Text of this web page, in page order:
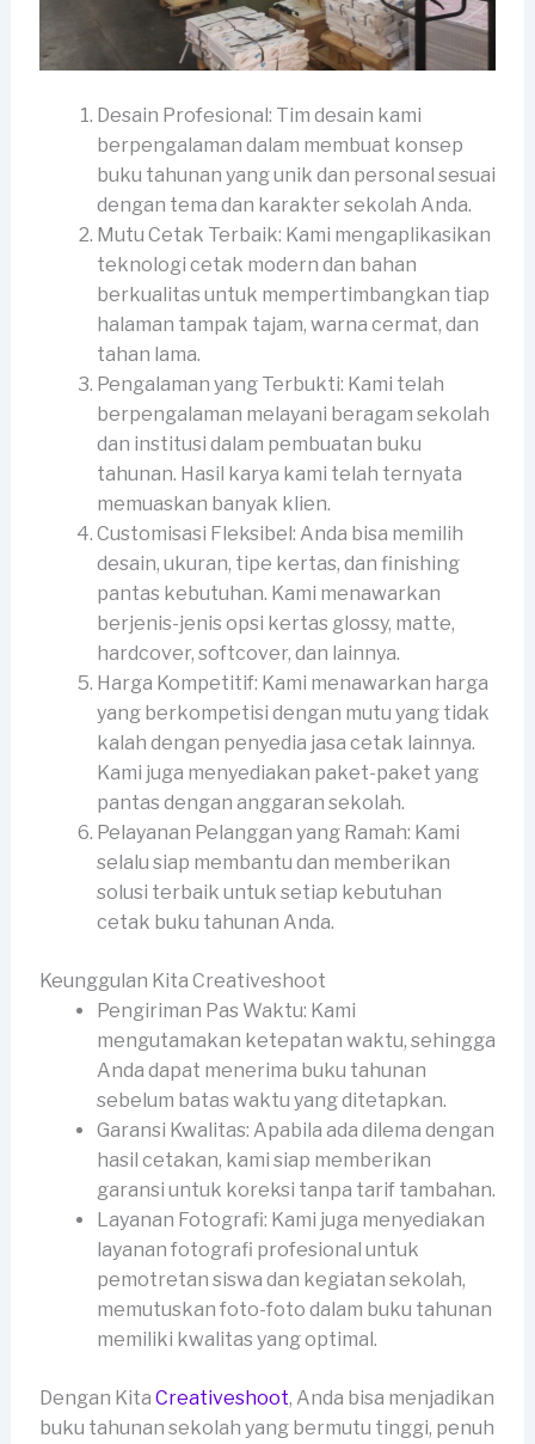
Desain Profesional: Tim desain kami
berpengalaman dalam membuat konsep
buku tahunan yang unik dan personal sesuai
dengan tema dan karakter sekolah Anda.
Mutu Cetak Terbaik: Kami mengaplikasikan
teknologi cetak modern dan bahan
berkualitas untuk mempertimbangkan tiap
halaman tampak tajam, warna cermat, dan
tahan lama.
Pengalaman yang Terbukti: Kami telah
berpengalaman melayani beragam sekolah
dan institusi dalam pembuatan buku
tahunan. Hasil karya kami telah ternyata
memuaskan banyak klien.
Customisasi Fleksibel: Anda bisa memilih
desain, ukuran, tipe kertas, dan finishing
pantas kebutuhan. Kami menawarkan
berjenis-jenis opsi kertas glossy, matte,
hardcover, softcover, dan lainnya.
Harga Kompetitif: Kami menawarkan harga
yang berkompetisi dengan mutu yang tidak
kalah dengan penyedia jasa cetak lainnya.
Kami juga menyediakan paket-paket yang
pantas dengan anggaran sekolah.
Pelayanan Pelanggan yang Ramah: Kami
selalu siap membantu dan memberikan
solusi terbaik untuk setiap kebutuhan
cetak buku tahunan Anda.
Keunggulan Kita Creativeshoot
Pengiriman Pas Waktu: Kami
mengutamakan ketepatan waktu, sehingga
Anda dapat menerima buku tahunan
sebelum batas waktu yang ditetapkan.
Garansi Kwalitas: Apabila ada dilema dengan
hasil cetakan, kami siap memberikan
garansi untuk koreksi tanpa tarif tambahan.
Layanan Fotografi: Kami juga menyediakan
layanan fotografi profesional untuk
pemotretan siswa dan kegiatan sekolah,
memutuskan foto-foto dalam buku tahunan
memiliki kwalitas yang optimal.
Dengan Kita Creativeshoot, Anda bisa menjadikan
buku tahunan sekolah yang bermutu tinggi, penuh